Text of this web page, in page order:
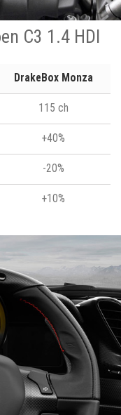
C3 1.4 HDI
DrakeBox Monza
115 ch
+40%
-20%
+10%